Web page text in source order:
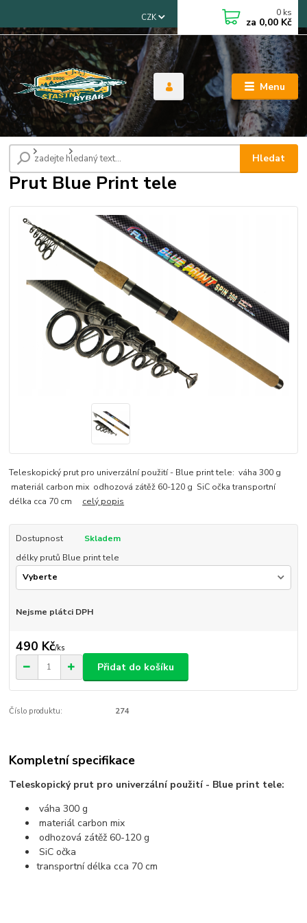
Menu
CZK
Hledat
0 ks
za 0,00 Kč
Úvod Pruty Prut Blue Print tele
Prut Blue Print tele
Teleskopický prut pro univerzální použití - Blue print tele: váha 300 g
materiál carbon mix odhozová zátěž 60-120 g SiC očka transportní
délka cca 70 cm celý popis
Dostupnost
Skladem
délky prutů Blue print tele
Nejsme plátci DPH
490 Kč/ks
Přidat do košíku
Číslo produktu: 274
Kompletní specifikace
Teleskopický prut pro univerzální použití - Blue print tele:
váha 300 g
materiál carbon mix
odhozová zátěž 60-120 g
SiC očka
transportní délka cca 70 cm